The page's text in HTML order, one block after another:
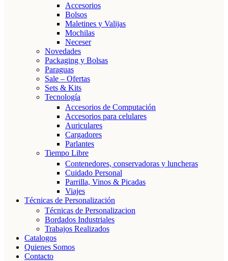
Accesorios
Bolsos
Maletines y Valijas
Mochilas
Neceser
Novedades
Packaging y Bolsas
Paraguas
Sale – Ofertas
Sets & Kits
Tecnología
Accesorios de Computación
Accesorios para celulares
Auriculares
Cargadores
Parlantes
Tiempo Libre
Contenedores, conservadoras y luncheras
Cuidado Personal
Parrilla, Vinos & Picadas
Viajes
Técnicas de Personalización
Técnicas de Personalizacion
Bordados Industriales
Trabajos Realizados
Catalogos
Quienes Somos
Contacto